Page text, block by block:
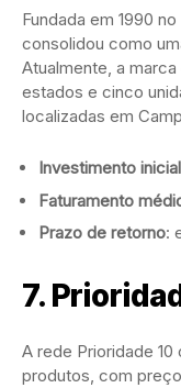
Fundada em 1990
consolidou como
Atualmente, a
estados e cinco
localizadas em
Investimento inicial
Faturamento
Prazo de retorno:
7.
A rede Prioridade
produtos, com